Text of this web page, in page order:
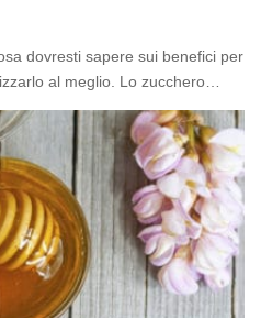
dovresti sapere sui benefici per
al meglio. Lo zucchero…